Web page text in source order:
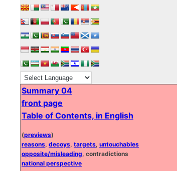
Summary 04
front page
Table of Contents, in English
(previews)
reasons, decoys, targets, untouchables
opposite/misleading, contradictions
national perspective